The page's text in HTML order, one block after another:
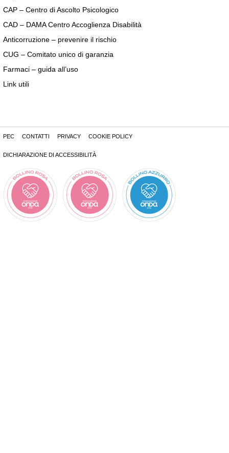
CAP – Centro di Ascolto Psicologico
CAD – DAMA Centro Accoglienza Disabilità
Anticorruzione – prevenire il rischio
CUG – Comitato unico di garanzia
Farmaci – guida all’uso
Link utili
PEC CONTATTI PRIVACY COOKIE POLICY
DICHIARAZIONE DI ACCESSIBILITÀ